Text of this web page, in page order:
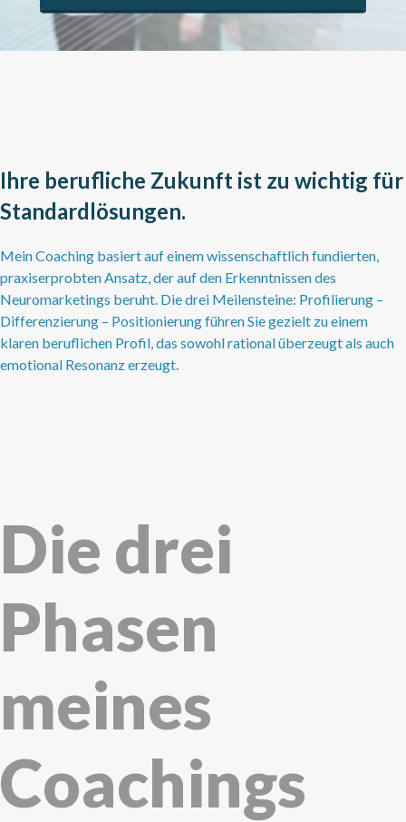
Ihre berufliche Zukunft ist zu wichtig für
Standardlösungen.
Mein Coaching basiert auf einem wissenschaftlich fundierten,
praxiserprobten Ansatz, der auf den Erkenntnissen des
Neuromarketings beruht. Die drei Meilensteine: Profilierung –
Differenzierung – Positionierung führen Sie gezielt zu einem
klaren beruflichen Profil, das sowohl rational überzeugt als auch
emotional Resonanz erzeugt.
Die drei
Phasen
meines
Coachings